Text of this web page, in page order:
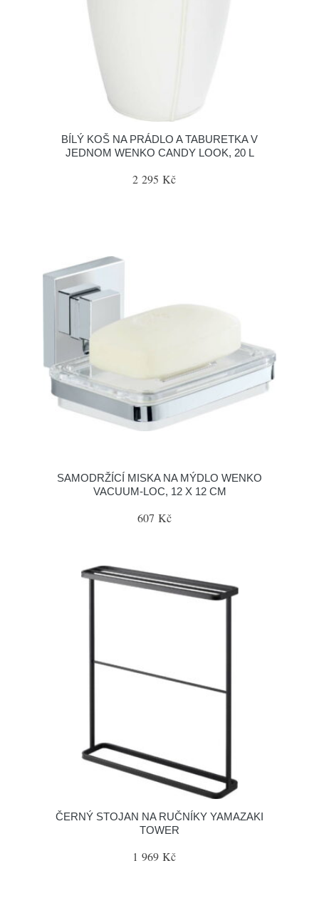
BÍLÝ KOŠ NA PRÁDLO A TABURETKA V
JEDNOM WENKO CANDY LOOK, 20 L
2 295 Kč
SAMODRŽÍCÍ MISKA NA MÝDLO WENKO
VACUUM-LOC, 12 X 12 CM
607 Kč
ČERNÝ STOJAN NA RUČNÍKY YAMAZAKI
TOWER
1 969 Kč